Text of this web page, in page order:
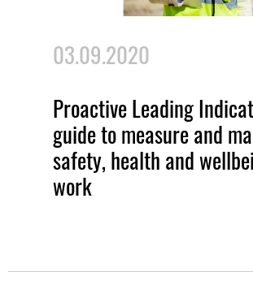
03.09.2020
Proactive Leading
guide to measure and
safety, health and
work